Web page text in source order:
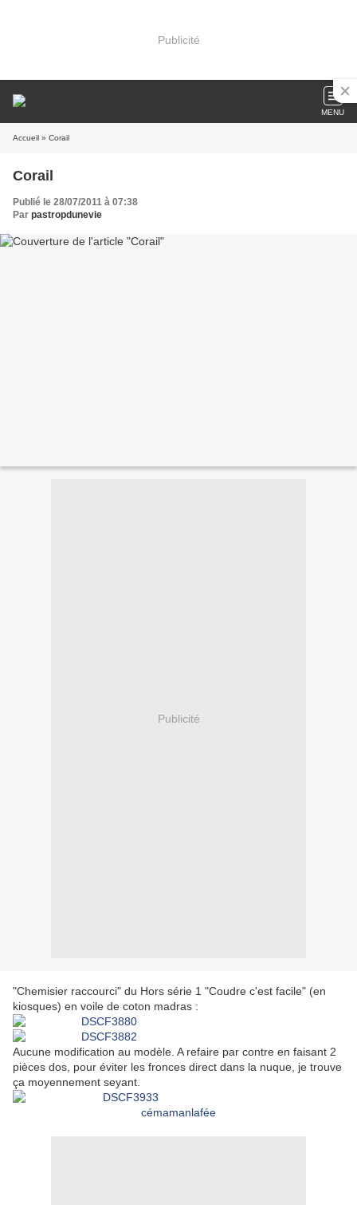
Publicité
MENU
Accueil » Corail
Corail
Publié le 28/07/2011 à 07:38
Par pastropdunevie
Publicité
"Chemisier raccourci" du Hors série 1 "Coudre c'est facile" (en
kiosques) en voile de coton madras :
Aucune modification au modèle. A refaire par contre en faisant 2
pièces dos, pour éviter les fronces direct dans la nuque, je trouve
ça moyennement seyant.
cémamanlafée